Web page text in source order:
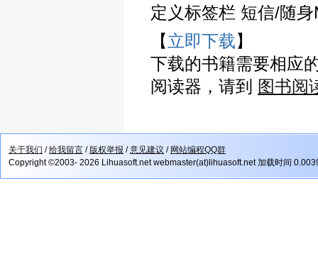
定义标签栏 短信/随
【立即下载】
下载的书籍需要相应
阅读器，请到 图书阅
关于我们 /给我留言 /版权举报 /意见建议 / 网站编程QQ群
Copyright ©2003- 2026 Lihuasoft.net webmaster(at)lihuasoft.net 加载时间